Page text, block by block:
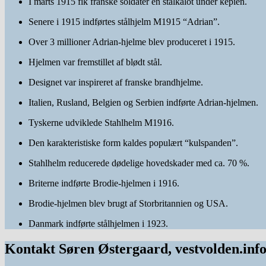
Senere i 1915 indførtes stålhjelm M1915 “Adrian”.
Over 3 millioner Adrian-hjelme blev produceret i 1915.
Hjelmen var fremstillet af blødt stål.
Designet var inspireret af franske brandhjelme.
Italien, Rusland, Belgien og Serbien indførte Adrian-hjelmen.
Tyskerne udviklede Stahlhelm M1916.
Den karakteristiske form kaldes populært “kulspanden”.
Stahlhelm reducerede dødelige hovedskader med ca. 70 %.
Briterne indførte Brodie-hjelmen i 1916.
Brodie-hjelmen blev brugt af Storbritannien og USA.
Danmark indførte stålhjelmen i 1923.
Kontakt Søren Østergaard, vestvolden.info